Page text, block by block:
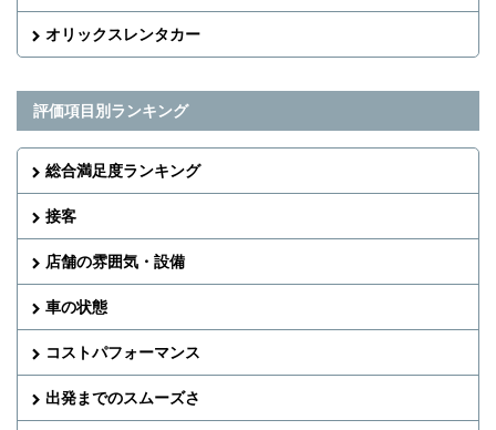
オリックスレンタカー
評価項目別ランキング
総合満足度ランキング
接客
店舗の雰囲気・設備
車の状態
コストパフォーマンス
出発までのスムーズさ